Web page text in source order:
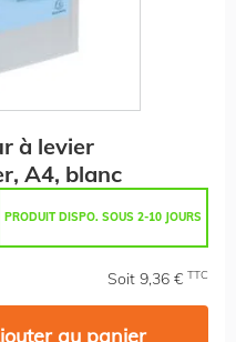
à levier
A4, blanc
PRODUIT DISPO. SOUS 2-10 JOURS
Soit 9,36 € TTC
au panier